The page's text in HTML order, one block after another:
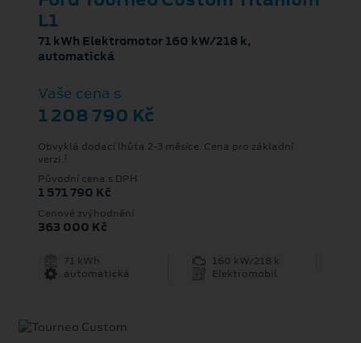
L1
71 kWh Elektromotor 160 kW/218 k,
automatická
Vaše cena s
1 208 790 Kč
Obvyklá dodací lhůta 2-3 měsíce. Cena pro základní
verzi. 1
Původní cena s DPH
1 571 790 Kč
Cenové zvýhodnění
363 000 Kč
71 kWh
160 kW/218 k
automatická
Elektromobil